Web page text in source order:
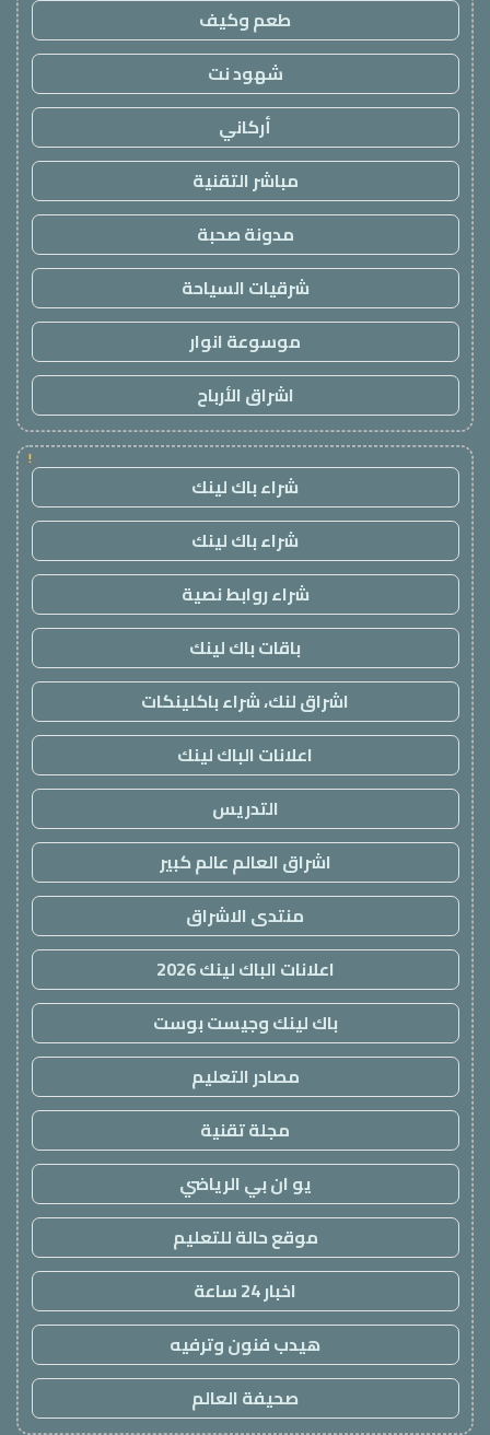
طعم وكيف
شهود نت
أركاني
مباشر التقنية
مدونة صحبة
شرقيات السياحة
موسوعة انوار
اشراق الأرباح
!
شراء باك لينك
شراء باك لينك
شراء روابط نصية
باقات باك لينك
اشراق لنك، شراء باكلينكات
اعلانات الباك لينك
التدريس
اشراق العالم عالم كبير
منتدى الاشراق
اعلانات الباك لينك 2026
باك لينك وجيست بوست
مصادر التعليم
مجلة تقنية
يو ان بي الرياضي
موقع حالة للتعليم
اخبار 24 ساعة
هيدب فنون وترفيه
صحيفة العالم